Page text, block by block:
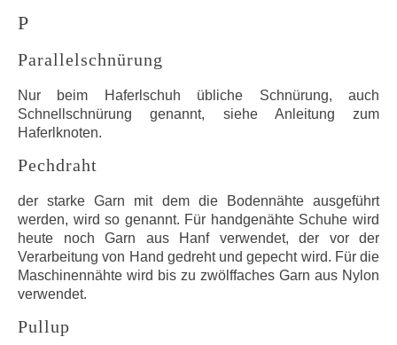
P
Parallelschnürung
Nur beim Haferlschuh übliche Schnürung, auch
Schnellschnürung genannt, siehe Anleitung zum
Haferlknoten.
Pechdraht
der starke Garn mit dem die Bodennähte ausgeführt
werden, wird so genannt. Für handgenähte Schuhe wird
heute noch Garn aus Hanf verwendet, der vor der
Verarbeitung von Hand gedreht und gepecht wird. Für die
Maschinennähte wird bis zu zwölffaches Garn aus Nylon
verwendet.
Pullup